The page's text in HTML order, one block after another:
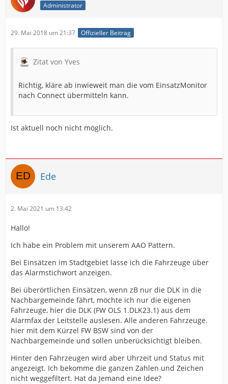
Administrator
29. Mai 2018 um 21:37 Offizieller Beitrag
Zitat von Yves
Richtig, kläre ab inwieweit man die vom EinsatzMonitor
nach Connect übermitteln kann.
Ist aktuell noch nicht möglich.
Ede
2. Mai 2021 um 13:42
Hallo!
Ich habe ein Problem mit unserem AAO Pattern.
Bei Einsätzen im Stadtgebiet lasse ich die Fahrzeuge über
das Alarmstichwort anzeigen.
Bei überörtlichen Einsätzen, wenn zB nur die DLK in die
Nachbargemeinde fährt, möchte ich nur die eigenen
Fahrzeuge, hier die DLK (FW OLS 1.DLK23.1) aus dem
Alarmfax der Leitstelle auslesen. Alle anderen Fahrzeuge.
hier mit dem Kürzel FW BSW sind von der
Nachbargemeinde und sollen unberücksichtigt bleiben.
Hinter den Fahrzeugen wird aber Uhrzeit und Status mit
angezeigt. Ich bekomme die ganzen Zahlen und Zeichen
nicht weggefiltert. Hat da Jemand eine Idee?